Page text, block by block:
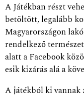
A Játékban részt
betöltött, legalább
Magyarországon
rendelkező
alatt a Facebook
esik kizárás alá a
A játékból ki vannak